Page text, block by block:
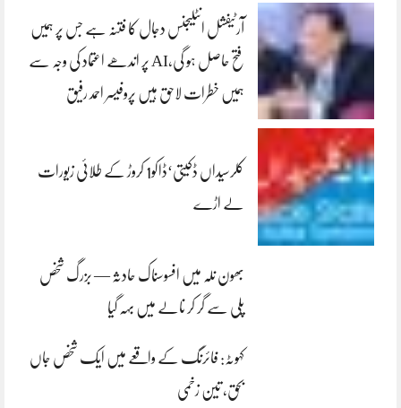
آرٹیفشل انٹلیجنس دجال کا فتنہ ہے جس پر ہمیں
فتح حاصل ہو گی،AI پر اندھے اعتماد کی وجہ سے
ہمیں خطرات لاحق ہیں پروفیسر احمد رفیق
کلرسیداں ڈکیتی‘ڈاکو1 کروڑ کے طلائی زیورات
لے اڑے
بھون نلہ میں افسوسناک حادثہ — بزرگ شخص
پلی سے گر کر نالے میں بہہ گیا
کہوٹہ: فائرنگ کے واقعے میں ایک شخص جاں
بحق، تین زخمی